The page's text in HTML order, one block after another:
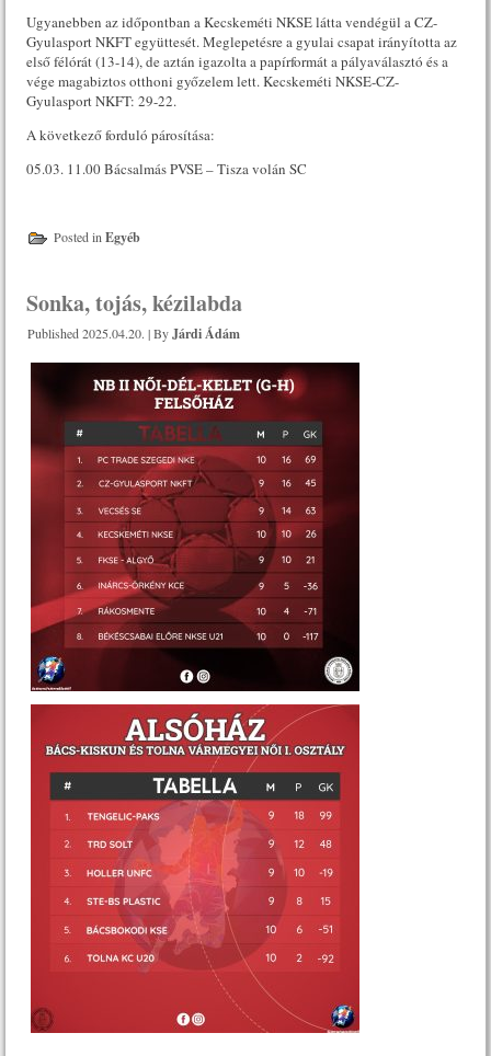
Ugyanebben az időpontban a Kecskeméti NKSE látta vendégül a CZ-
Gyulasport NKFT együttesét. Meglepetésre a gyulai csapat irányította az
első félórát (13-14), de aztán igazolta a papírformát a pályaválasztó és a
vége magabiztos otthoni győzelem lett. Kecskeméti NKSE-CZ-
Gyulasport NKFT: 29-22.
A következő forduló párosítása:
05.03. 11.00 Bácsalmás PVSE – Tisza volán SC
Posted in Egyéb
Sonka, tojás, kézilabda
Published 2025.04.20. |By Járdi Ádám